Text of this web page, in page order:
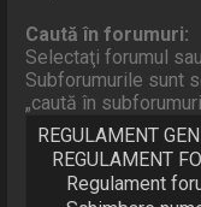
Caută în forumuri:
Selectaţi forumul
Subforumurile sunt
„caută în